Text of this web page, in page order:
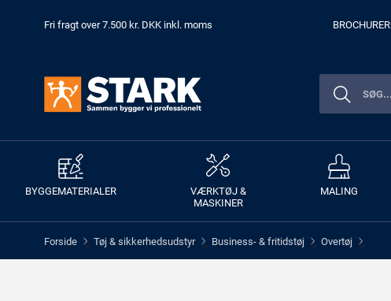
Fri fragt over 7.500 kr. DKK inkl. moms BROCHURER
BYGGEMATERIALER
VÆRKTØJ &
MASKINER
MALING
Forside > Tøj & sikkerhedsudstyr > Business- & fritidstøj > Overtøj >